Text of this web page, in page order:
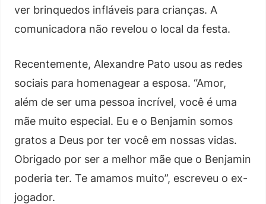
ver brinquedos infláveis para crianças. A
comunicadora não revelou o local da festa.
Recentemente, Alexandre Pato usou as redes
sociais para homenagear a esposa. “Amor,
além de ser uma pessoa incrível, você é uma
mãe muito especial. Eu e o Benjamin somos
gratos a Deus por ter você em nossas vidas.
Obrigado por ser a melhor mãe que o Benjamin
poderia ter. Te amamos muito”, escreveu o ex-
jogador.